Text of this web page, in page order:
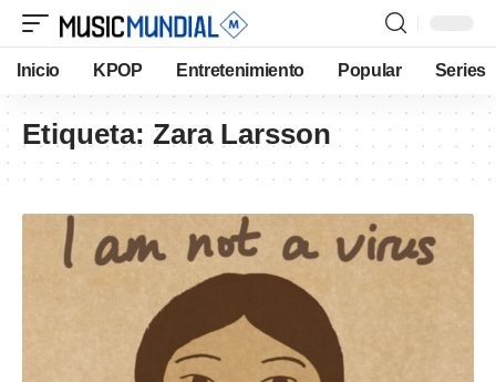
Inicio KPOP Entretenimiento Popular Series
Etiqueta: Zara Larsson